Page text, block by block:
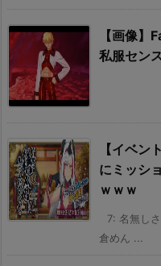
【画像】
私服セン
【イベン
にミッシ
ｗｗｗ
7: 名無し
倉めん ...